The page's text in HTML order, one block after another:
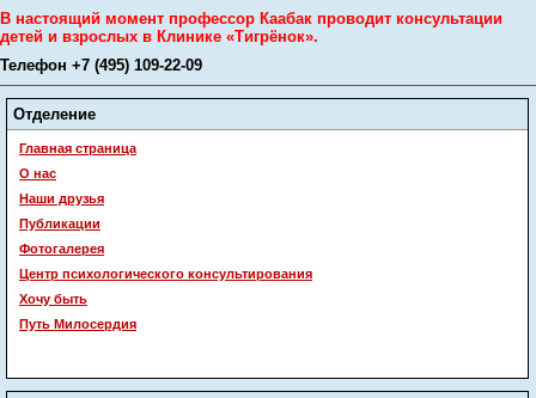
В настоящий момент профессор Каабак проводит консультации
детей и взрослых в Клинике «Тигрёнок».
Телефон +7 (495) 109-22-09
Отделение
Главная страница
О нас
Наши друзья
Публикации
Фотогалерея
Центр психологического консультирования
Хочу быть
Путь Милосердия